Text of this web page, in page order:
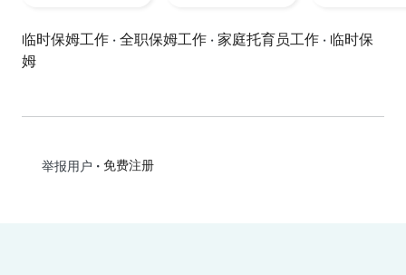
临时保姆工作 · 全职保姆工作 · 家庭托育员工作 · 临时保
姆
举报用户 • 免费注册